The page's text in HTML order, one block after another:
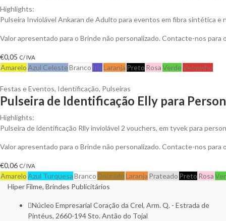
Highlights:
Pulseira Inviolável Ankaran de Adulto para eventos em fibra sintética e
Valor apresentado para o Brinde não personalizado. Contacte-nos
€0,05 C/ IVA
AmareloAzul CelesteBranco IrisLaranja Preto RosaVerdeVermelho
Festas e Eventos, Identificação, Pulseiras
Pulseira de Identificação Elly para
Highlights:
Pulseira de identificação Rlly inviolável 2 vouchers, em tyvek para
Valor apresentado para o Brinde não personalizado. Contacte-nos
€0,06 C/ IVA
AmareloAzul TurquesaBranco DouradoLaranja Prateado Preto Rosa
Hiper Filme, Brindes Publicitários
Núcleo Empresarial Coração da Crel, Arm. Q. - Estrada de
Pintéus, 2660-194 Sto. Antão do Tojal